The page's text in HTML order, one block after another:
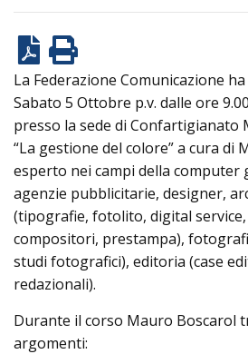
La Federazione Comunicazione
Sabato 5 Ottobre p.v. dalle ore
presso la sede di Confartigianato
“La gestione del colore” a cura di
esperto nei campi della computer
agenzie pubblicitarie, designer,
(tipografie, fotolito, digital
compositori, prestampa),
studi fotografici), editoria (case
redazionali).
Durante il corso Mauro Boscarol
argomenti: